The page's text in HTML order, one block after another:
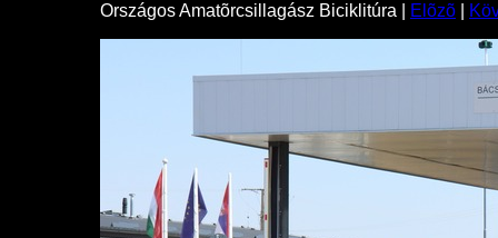
Országos Amatõrcsillagász Biciklitúra | Elõzõ